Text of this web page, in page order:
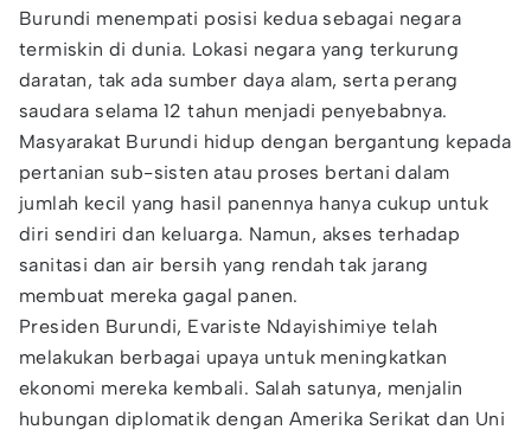
Burundi menempati posisi kedua sebagai negara
termiskin di dunia. Lokasi negara yang terkurung
daratan, tak ada sumber daya alam, serta perang
saudara selama 12 tahun menjadi penyebabnya.
Masyarakat Burundi hidup dengan bergantung kepada
pertanian sub-sisten atau proses bertani dalam
jumlah kecil yang hasil panennya hanya cukup untuk
diri sendiri dan keluarga. Namun, akses terhadap
sanitasi dan air bersih yang rendah tak jarang
membuat mereka gagal panen.
Presiden Burundi, Evariste Ndayishimiye telah
melakukan berbagai upaya untuk meningkatkan
ekonomi mereka kembali. Salah satunya, menjalin
hubungan diplomatik dengan Amerika Serikat dan Uni